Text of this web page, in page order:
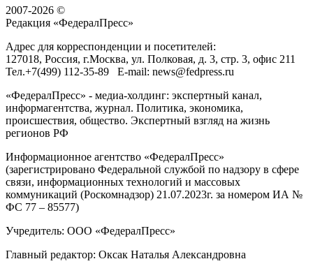
2007-2026 ©
Редакция «ФедералПресс»
Адрес для корреспонденции и посетителей:
127018, Россия, г.Москва, ул. Полковая, д. 3, стр. 3, офис 211
Тел.+7(499) 112-35-89 E-mail: news@fedpress.ru
«ФедералПресс» - медиа-холдинг: экспертный канал,
информагентства, журнал. Политика, экономика,
происшествия, общество. Экспертный взгляд на жизнь
регионов РФ
Информационное агентство «ФедералПресс»
(зарегистрировано Федеральной службой по надзору в сфере
связи, информационных технологий и массовых
коммуникаций (Роскомнадзор) 21.07.2023г. за номером ИА №
ФС 77 – 85577)
Учредитель: ООО «ФедералПресс»
Главный редактор: Оксак Наталья Александровна